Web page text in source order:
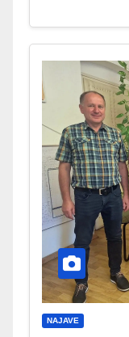
NAJAVE